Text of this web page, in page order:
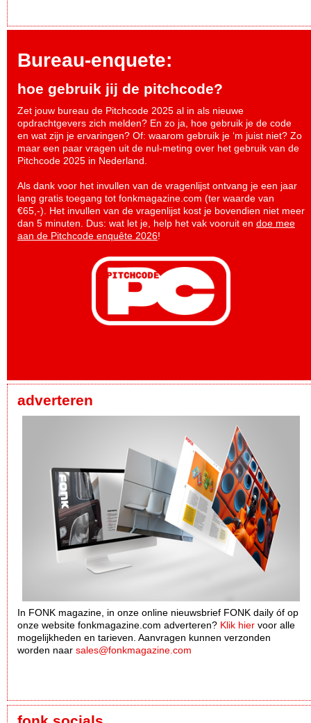
Bureau-enquete:
hoe gebruik jij de pitchcode?
Zet jouw bureau de Pitchcode 2025 al in als nieuwe
opdrachtgevers zich melden? En zo ja, hoe gebruik je de code
en wat zijn je ervaringen? Of: waarom gebruik je ‘m juist niet? Zo
maar een paar vragen uit de nul-meting over het gebruik van de
Pitchcode 2025 in Nederland.
Als dank voor het invullen van de vragenlijst ontvang je een jaar
lang gratis toegang tot fonkmagazine.com (ter waarde van
€65,-). Het invullen van de vragenlijst kost je bovendien niet meer
dan 5 minuten. Dus: wat let je, help het vak vooruit en doe mee
aan de Pitchcode enquête 2026!
adverteren
In FONK magazine, in onze online nieuwsbrief FONK daily óf op
onze website fonkmagazine.com adverteren? Klik hier voor alle
mogelijkheden en tarieven. Aanvragen kunnen verzonden
worden naar sales@fonkmagazine.com